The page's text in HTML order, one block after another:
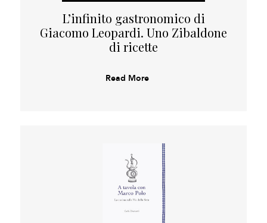
L’infinito gastronomico di
Giacomo Leopardi. Uno Zibaldone
di ricette
Read More